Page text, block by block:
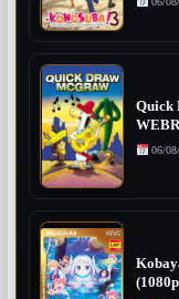
Quick
06/